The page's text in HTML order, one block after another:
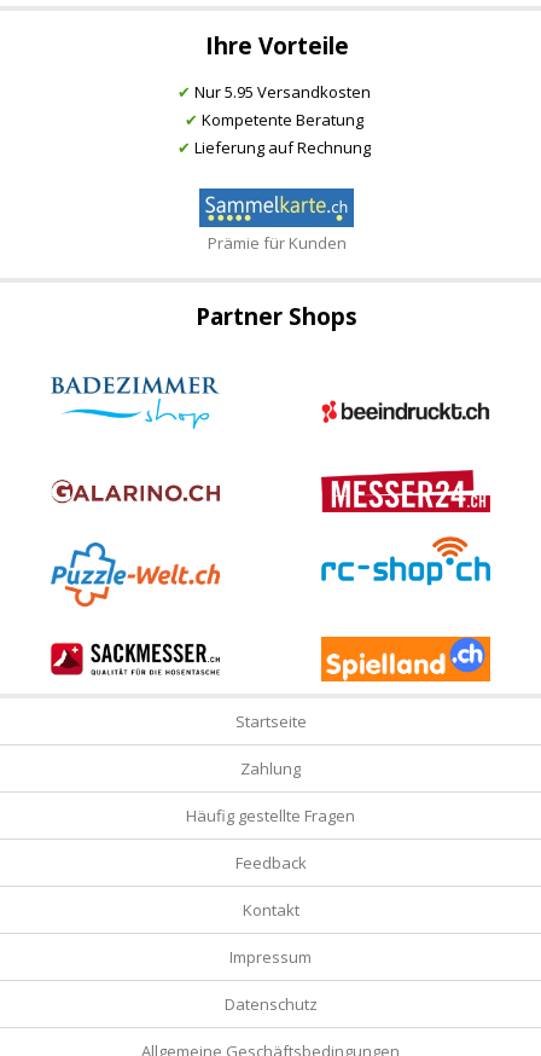
Ihre Vorteile
✔ Nur 5.95 Versandkosten
✔ Kompetente Beratung
✔ Lieferung auf Rechnung
Prämie für Kunden
Partner Shops
Startseite
Zahlung
Häufig gestellte Fragen
Feedback
Kontakt
Impressum
Datenschutz
Allgemeine Geschäftsbedingungen